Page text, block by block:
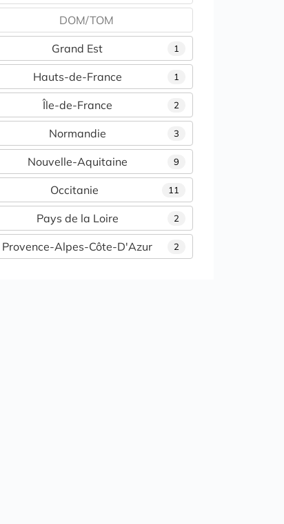
DOM/TOM
1
Grand Est
1
Hauts-de-France
2
Île-de-France
3
Normandie
9
Nouvelle-Aquitaine
11
Occitanie
2
Pays de la Loire
2
Provence-Alpes-Côte-D'Azur